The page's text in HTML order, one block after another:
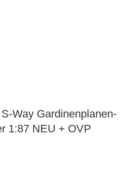
Way Gardinenplanen-
1:87 NEU + OVP